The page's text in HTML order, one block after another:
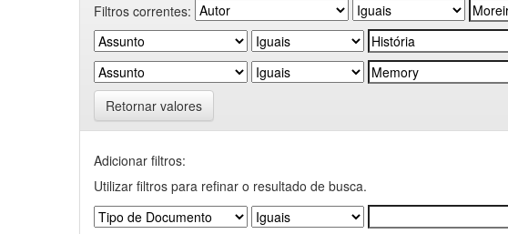
Filtros correntes:
Retornar valores
Adicionar filtros:
Utilizar filtros para refinar o resultado de busca.